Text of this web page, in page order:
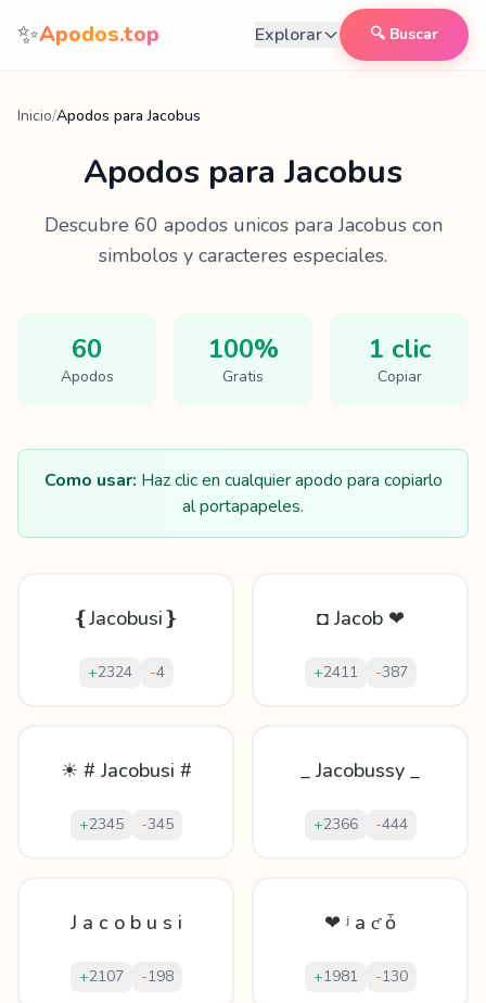
Saltar al contenido
✨Apodos.top Explorar 🔍 Buscar
Inicio/Apodos para Jacobus
Apodos para Jacobus
Descubre 60 apodos unicos paraJacobuscon
simbolos y caracteres especiales.
60
Apodos
100%
Gratis
1 clic
Copiar
Como usar: Haz clic en cualquier apodo para copiarlo
al portapapeles.
❴Jacobusi❵
+2324 -4
◘ Jacob ❤
+2411 -387
☀ # Jacobusi #
+2345 -345
_ Jacobussy _
+2366 -444
J a c o b u s i
+2107 -198
❤ ʲ а ƈ ȱ
+1981 -130